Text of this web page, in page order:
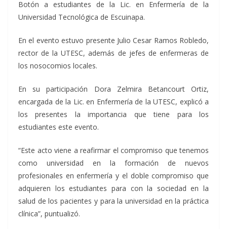
Botón a estudiantes de la Lic. en Enfermería de la
Universidad Tecnológica de Escuinapa.
En el evento estuvo presente Julio Cesar Ramos Robledo,
rector de la UTESC, además de jefes de enfermeras de
los nosocomios locales.
En su participación Dora Zelmira Betancourt Ortiz,
encargada de la Lic. en Enfermería de la UTESC, explicó a
los presentes la importancia que tiene para los
estudiantes este evento.
“Este acto viene a reafirmar el compromiso que tenemos
como universidad en la formación de nuevos
profesionales en enfermería y el doble compromiso que
adquieren los estudiantes para con la sociedad en la
salud de los pacientes y para la universidad en la práctica
clínica”, puntualizó.